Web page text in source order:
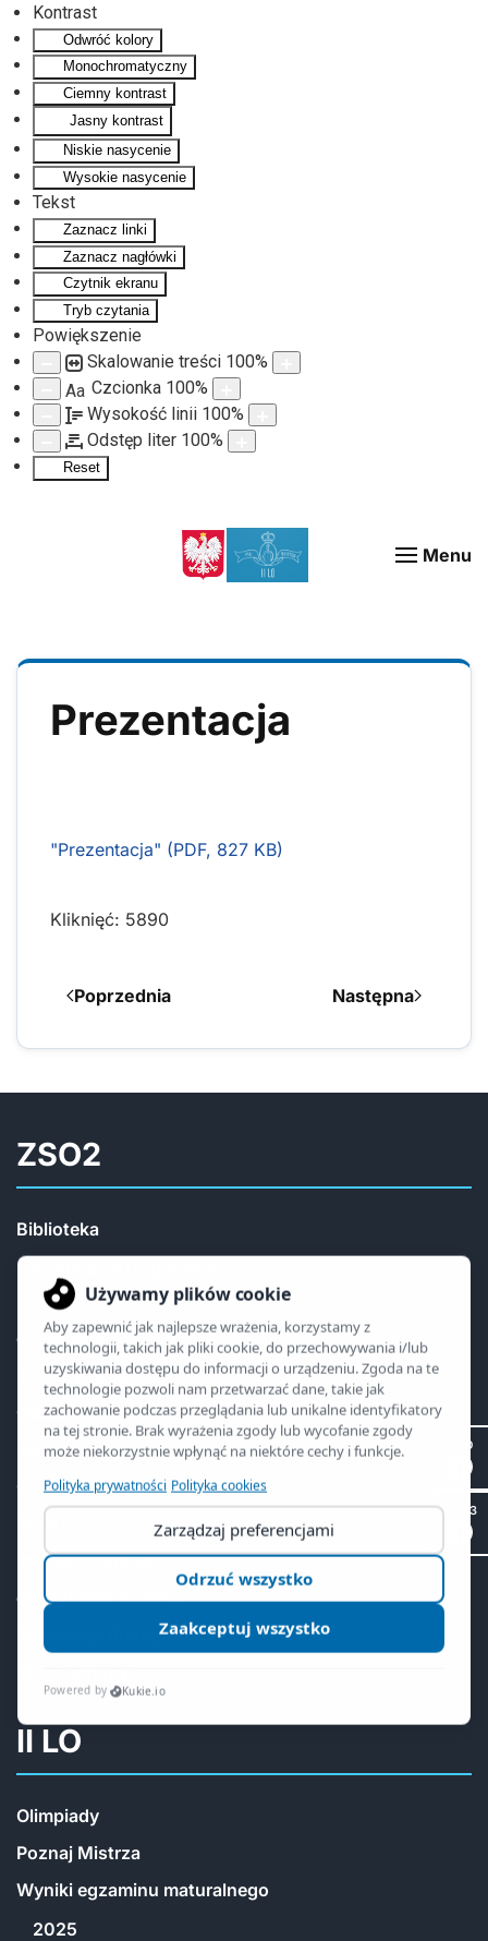
Kontrast
Odwróć kolory
Monochromatyczny
Ciemny kontrast
Jasny kontrast
Niskie nasycenie
Wysokie nasycenie
Tekst
Zaznacz linki
Zaznacz nagłówki
Czytnik ekranu
Tryb czytania
Powiększenie
Skalowanie treści 100%
Aa Czcionka 100%
Wysokość linii 100%
Odstęp liter 100%
Reset
Menu
Prezentacja
"Prezentacja" (PDF, 827 KB)
Kliknięć: 5890
Poprzednia Następna
ZSO2
Biblioteka
Biblioteka online
e-legitymacja
mLegitymacja
Obiady
Ubezpieczenia
Gabinet dentystyczny
Polityka cookies
ePUAP eDoręczenia
Deklaracja dostępności
II LO
Olimpiady
Poznaj Mistrza
Wyniki egzaminu maturalnego
2025
II LO
SP 53